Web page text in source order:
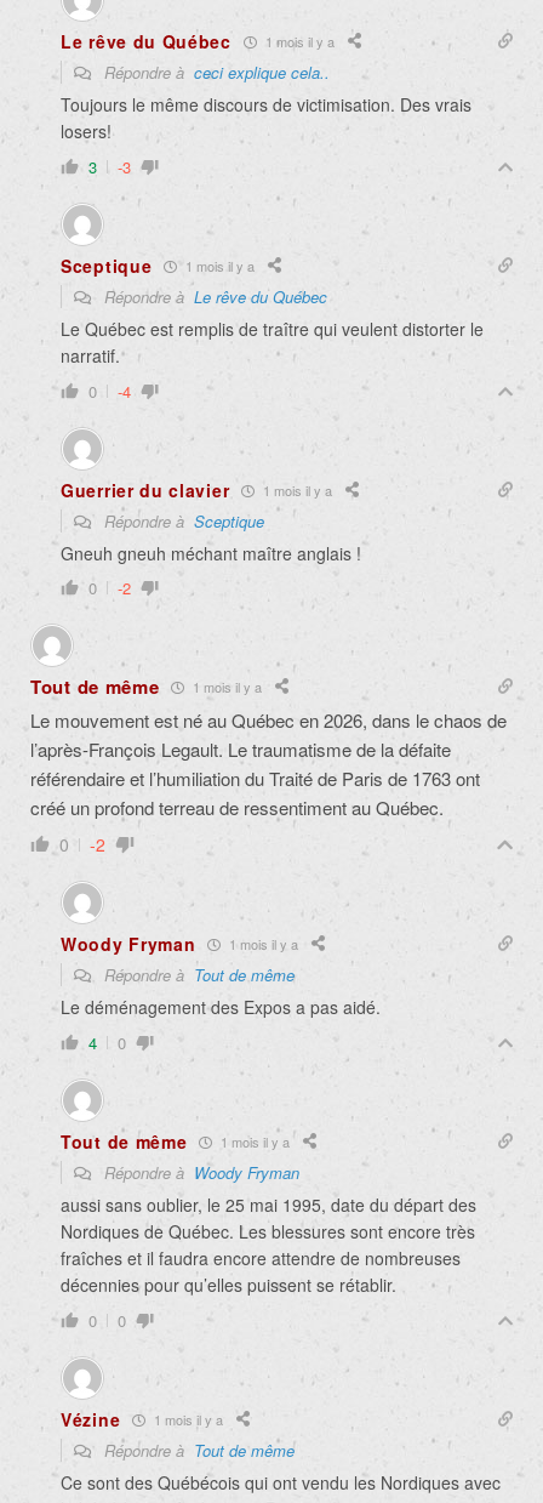
Le rêve du Québec 1 mois il y a
Répondre à ceci explique cela..
Toujours le même discours de victimisation. Des vrais
losers!
3 -3
Sceptique 1 mois il y a
Répondre à Le rêve du Québec
Le Québec est remplis de traître qui veulent distorter le
narratif.
0 -4
Guerrier du clavier 1 mois il y a
Répondre à Sceptique
Gneuh gneuh méchant maître anglais !
0 -2
Tout de même 1 mois il y a
Le mouvement est né au Québec en 2026, dans le chaos de
l’après-François Legault. Le traumatisme de la défaite
référendaire et l’humiliation du Traité de Paris de 1763 ont
créé un profond terreau de ressentiment au Québec.
0 -2
Woody Fryman 1 mois il y a
Répondre à Tout de même
Le déménagement des Expos a pas aidé.
4 0
Tout de même 1 mois il y a
Répondre à Woody Fryman
aussi sans oublier, le 25 mai 1995, date du départ des
Nordiques de Québec. Les blessures sont encore très
fraîches et il faudra encore attendre de nombreuses
décennies pour qu’elles puissent se rétablir.
0 0
Vézine 1 mois il y a
Répondre à Tout de même
Ce sont des Québécois qui ont vendu les Nordiques avec